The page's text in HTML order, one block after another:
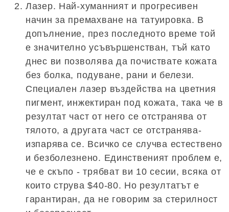
Лазер. Най-хуманният и прогресивен
начин за премахване на татуировка. В
допълнение, през последното време той
е значително усъвършенстван, тъй като
днес ви позволява да почиствате кожата
без болка, подуване, рани и белези.
Специален лазер въздейства на цветния
пигмент, инжектиран под кожата, така че в
резултат част от него се отстранява от
тялото, а другата част се отстранява-
изпарява се. Всичко се случва естествено
и безболезнено. Единственият проблем е,
че е скъпо - трябват ви 10 сесии, всяка от
които струва $40-80. Но резултатът е
гарантиран, да не говорим за стерилност